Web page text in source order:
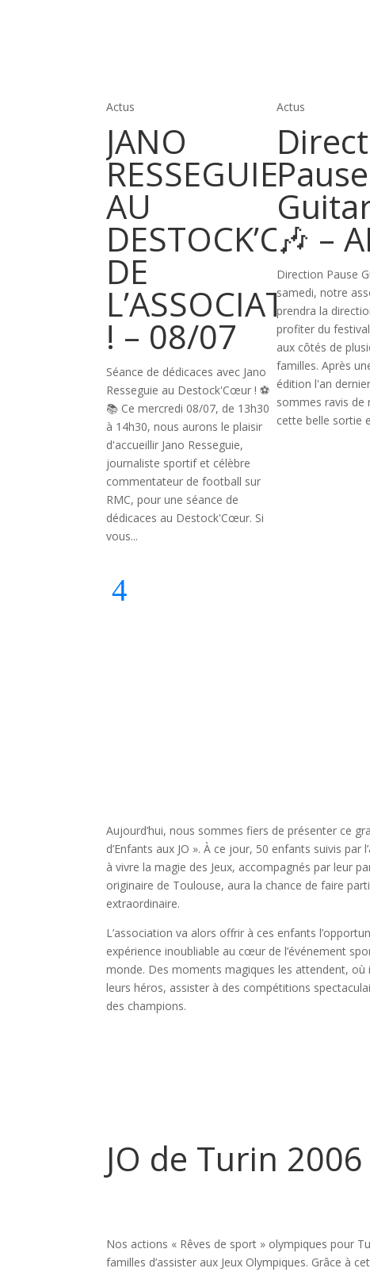
Actus
JANO
RESSEGUIE
AU
DESTOCK’COEUR
DE
L’ASSOCIATION
! – 08/07
Séance de dédicaces avec Jano
Resseguie au Destock'Cœur ! ⚽
📚 Ce mercredi 08/07, de 13h30
à 14h30, nous aurons le plaisir
d'accueillir Jano Resseguie,
journaliste sportif et célèbre
commentateur de football sur
RMC, pour une séance de
dédicaces au Destock'Cœur. Si
vous...
Actus
Pause
🎶 –
Direction Pause
samedi, notre
prendra la
profiter du
aux côtés de
familles. Après
édition l'an
sommes ravis de
cette belle sortie
Aujourd’hui, nous sommes fiers de présenter ce
d’Enfants aux JO ». À ce jour, 50 enfants suivis par
à vivre la magie des Jeux, accompagnés par leur
originaire de Toulouse, aura la chance de faire
extraordinaire.
L’association va alors offrir à ces enfants
expérience inoubliable au cœur de l’événement
monde. Des moments magiques les attendent,
leurs héros, assister à des compétitions
des champions.
JO de Turin 2006
Nos actions « Rêves de sport » olympiques pour
familles d’assister aux Jeux Olympiques. Grâce à